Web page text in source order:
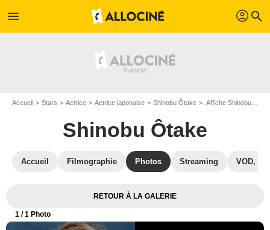
menu profil search
Accueil Stars Actrice Actrice japonaise Shinobu Ôtake Affiche Shinobu Ôtake
Shinobu Ôtake
Accueil Filmographie Photos Streaming VOD,
RETOUR À LA GALERIE
1 / 1 Photo